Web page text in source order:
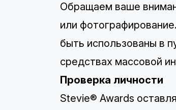
Обращаем ваше
или
быть использованы в
средствах массовой
Проверка личности
Stevie® Awards